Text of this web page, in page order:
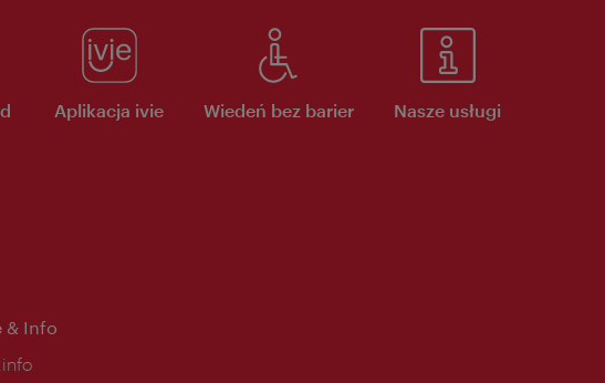
Aplikacja ivie Wiedeń bez barier Nasze usługi
& Info